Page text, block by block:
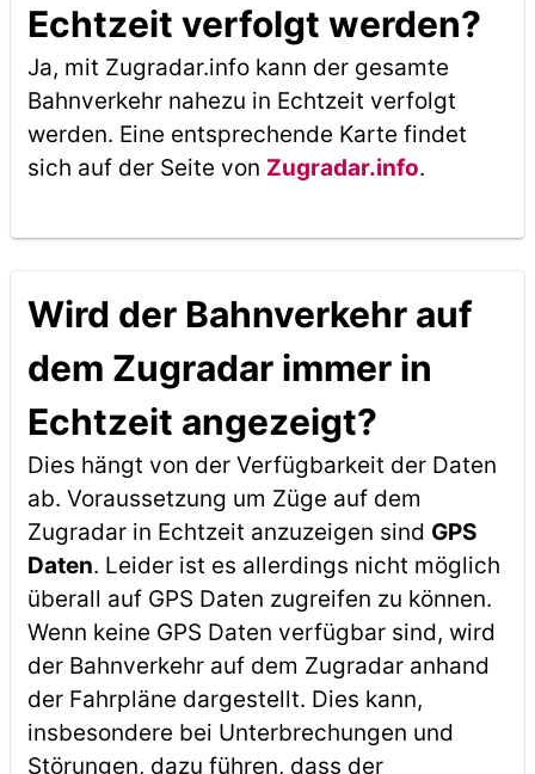
Echtzeit verfolgt werden?
Ja, mit Zugradar.info kann der gesamte
Bahnverkehr nahezu in Echtzeit verfolgt
werden. Eine entsprechende Karte findet
sich auf der Seite von Zugradar.info.
Wird der Bahnverkehr auf
dem Zugradar immer in
Echtzeit angezeigt?
Dies hängt von der Verfügbarkeit der Daten
ab. Voraussetzung um Züge auf dem
Zugradar in Echtzeit anzuzeigen sind GPS
Daten. Leider ist es allerdings nicht möglich
überall auf GPS Daten zugreifen zu können.
Wenn keine GPS Daten verfügbar sind, wird
der Bahnverkehr auf dem Zugradar anhand
der Fahrpläne dargestellt. Dies kann,
insbesondere bei Unterbrechungen und
Störungen, dazu führen, dass der